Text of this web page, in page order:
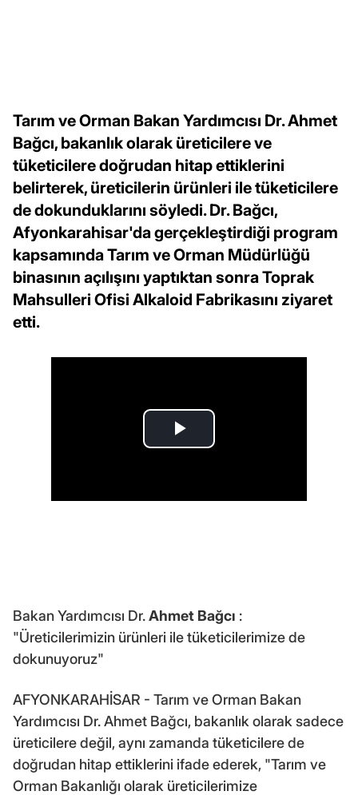
Tarım ve Orman Bakan Yardımcısı Dr. Ahmet
Bağcı, bakanlık olarak üreticilere ve
tüketicilere doğrudan hitap ettiklerini
belirterek, üreticilerin ürünleri ile tüketicilere
de dokunduklarını söyledi. Dr. Bağcı,
Afyonkarahisar'da gerçekleştirdiği program
kapsamında Tarım ve Orman Müdürlüğü
binasının açılışını yaptıktan sonra Toprak
Mahsulleri Ofisi Alkaloid Fabrikasını ziyaret
etti.
Bakan Yardımcısı Dr.Ahmet Bağcı :
"Üreticilerimizin ürünleri ile tüketicilerimize de
dokunuyoruz"
AFYONKARAHİSAR - Tarım ve Orman Bakan
Yardımcısı Dr. Ahmet Bağcı, bakanlık olarak sadece
üreticilere değil, aynı zamanda tüketicilere de
doğrudan hitap ettiklerini ifade ederek, "Tarım ve
Orman Bakanlığı olarak üreticilerimize